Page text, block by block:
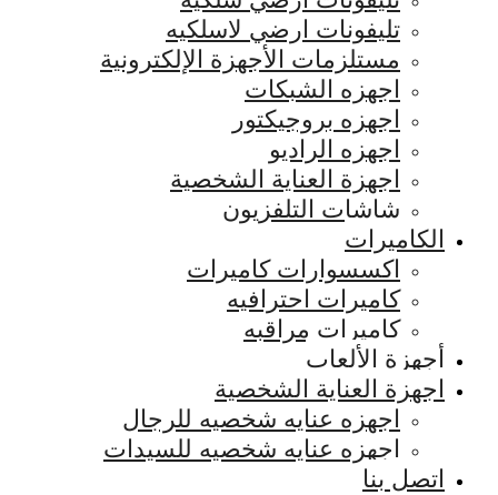
تليفونات ارضي لاسلكيه
مستلزمات الأجهزة الإلكترونية
اجهزه الشبكات
اجهزه بروجيكتور
اجهزه الراديو
اجهزة العناية الشخصية
شاشات التلفزيون
الكاميرات
اكسسوارات كاميرات
كاميرات احترافيه
كاميرات مراقبه
أجهزة الألعاب
اجهزة العناية الشخصية
اجهزه عنايه شخصيه للرجال
اجهزه عنايه شخصيه للسيدات
اتصل بنا